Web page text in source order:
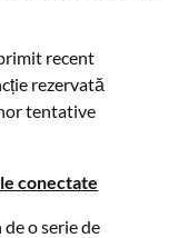
recent
rezervată
tentative
conectate
o serie de